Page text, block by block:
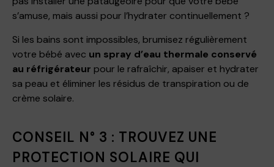
s’amuse, mais aussi pour l’hydrater continuellement ?
Si les bains sont impossibles, brumisez régulièrement
votre bébé avec un spray d’eau thermale conservé
au réfrigérateur pour le rafraîchir, apaiser et hydrater
sa peau et éliminer les résidus de transpiration ou de
crème solaire.
CONSEIL N° 3 : TROUVEZ UNE
PROTECTION SOLAIRE QUI